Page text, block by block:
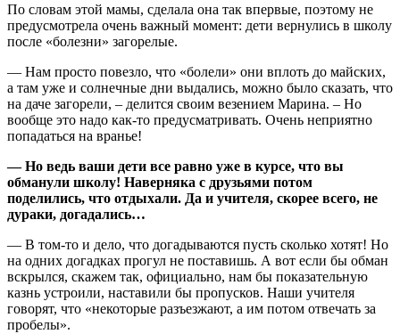
По словам этой мамы, сделала она так впервые, поэтому не
предусмотрела очень важный момент: дети вернулись в школу
после «болезни» загорелые.
— Нам просто повезло, что «болели» они вплоть до майских,
а там уже и солнечные дни выдались, можно было сказать, что
на даче загорели, – делится своим везением Марина. – Но
вообще это надо как-то предусматривать. Очень неприятно
попадаться на вранье!
— Но ведь ваши дети все равно уже в курсе, что вы
обманули школу! Наверняка с друзьями потом
поделились, что отдыхали. Да и учителя, скорее всего, не
дураки, догадались…
— В том-то и дело, что догадываются пусть сколько хотят! Но
на одних догадках прогул не поставишь. А вот если бы обман
вскрылся, скажем так, официально, нам бы показательную
казнь устроили, наставили бы пропусков. Наши учителя
говорят, что «некоторые разъезжают, а им потом отвечать за
пробелы».